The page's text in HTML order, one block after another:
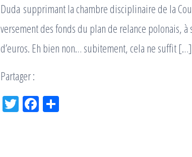
Duda supprimant la chambre disciplinaire de la
versement des fonds du plan de relance polonais,
d’euros. Eh bien non… subitement, cela ne suffit […]
Partager :
Tw Fac